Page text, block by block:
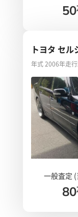
50
トヨタ セ
ョン
年式 2006年走
一般査定
80